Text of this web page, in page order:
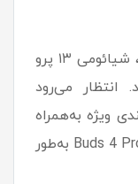
همانطور که در ابتدا به آن اشاره شد، شیائومی ۱۳ پرو
می‌رود
ویژه به‌همراه
ساعت هوشمند Watch S2 و هدفون Buds 4 Pro به‌طور